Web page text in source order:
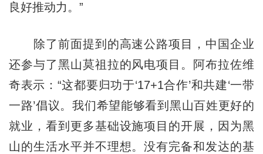
良好推动力。”
除了前面提到的高速公路项目，中国企业
还参与了黑山莫祖拉的风电项目。阿布拉佐维
奇表示：“这都要归功于‘17+1合作’和共建‘一带
一路’倡议。我们希望能够看到黑山百姓更好的
就业，看到更多基础设施项目的开展，因为黑
山的生活水平并不理想。没有完备和发达的基